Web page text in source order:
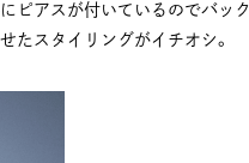
ピアスが付いているのでバック
たスタイリングがイチオシ。